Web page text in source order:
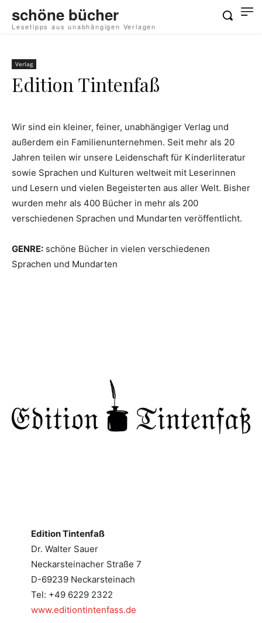
schöne bücher
Lesetipps aus unabhängigen Verlagen
Verlag
Edition Tintenfaß
Wir sind ein kleiner, feiner, unabhängiger Verlag und
außerdem ein Familienunternehmen. Seit mehr als 20
Jahren teilen wir unsere Leidenschaft für Kinderliteratur
sowie Sprachen und Kulturen weltweit mit Leserinnen
und Lesern und vielen Begeisterten aus aller Welt. Bisher
wurden mehr als 400 Bücher in mehr als 200
verschiedenen Sprachen und Mundarten veröffentlicht.
GENRE: schöne Bücher in vielen verschiedenen
Sprachen und Mundarten
Edition Tintenfaß
Dr. Walter Sauer
Neckarsteinacher Straße 7
D-69239 Neckarsteinach
Tel: +49 6229 2322
www.editiontintenfass.de